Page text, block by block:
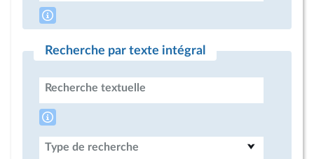
Recherche par texte intégral
Recherche textuelle
Type de recherche